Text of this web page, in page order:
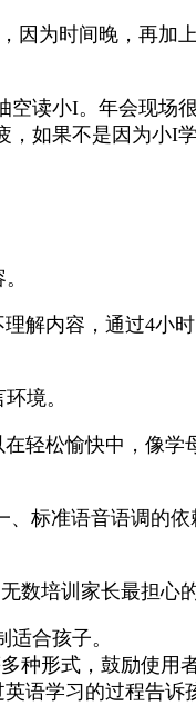
因为时间晚，再加
读小I。年会现场
如果不是因为小I
解内容，通过4小
境。
轻松愉快中，像学
标准语音语调的
数培训家长最担心的
合孩子。
种形式，鼓励使用
语学习的过程告诉